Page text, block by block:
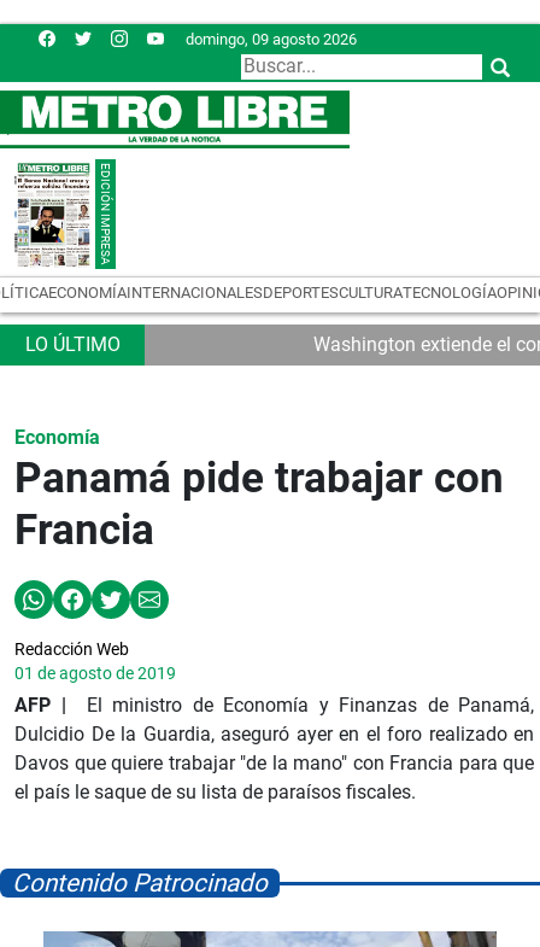
domingo, 09 agosto 2026
ECONOMÍAINTERNACIONALESDEPORTESCULTURATECNOLOGÍA
Washington extiende el
Economía
Panamá pide trabajar con
Francia
Redacción Web
01 de agosto de 2019
AFP | El ministro de Economía y Finanzas de Panamá,
Dulcidio De la Guardia, aseguró ayer en el foro realizado en
Davos que quiere trabajar "de la mano" con Francia para que
el país le saque de su lista de paraísos fiscales.
Contenido Patrocinado